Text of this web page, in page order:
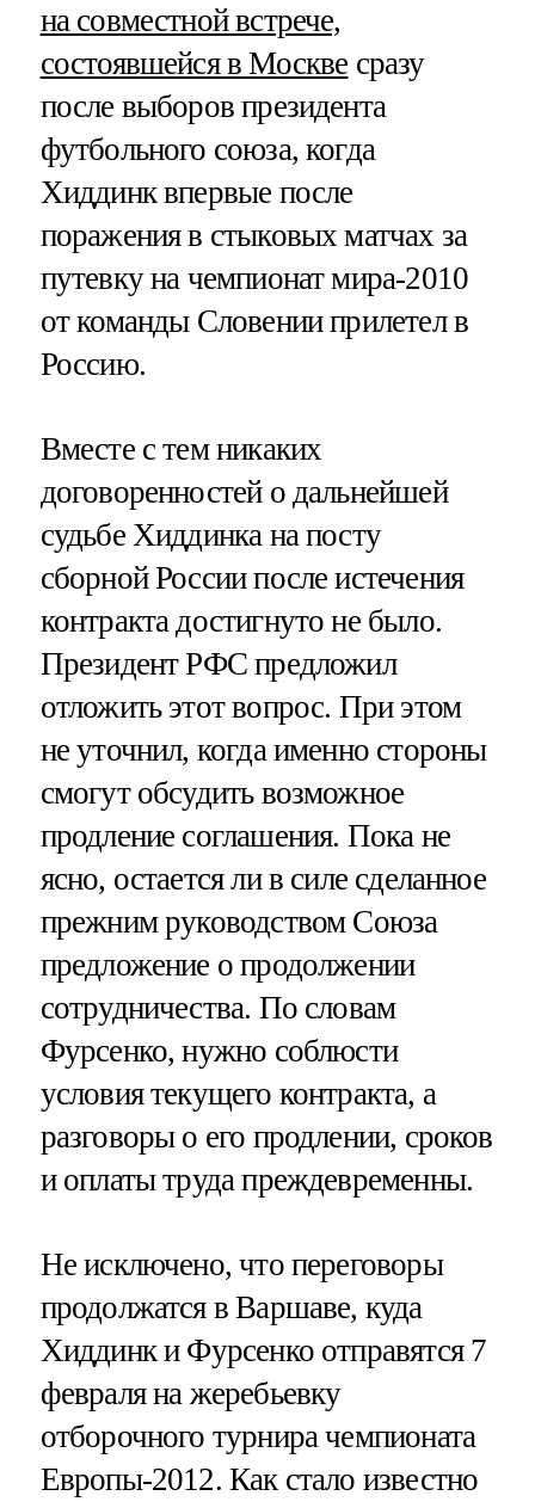
на совместной встрече,
состоявшейся в Москве сразу
после выборов президента
футбольного союза, когда
Хиддинк впервые после
поражения в стыковых матчах за
путевку на чемпионат мира-2010
от команды Словении прилетел в
Россию.
Вместе с тем никаких
договоренностей о дальнейшей
судьбе Хиддинка на посту
сборной России после истечения
контракта достигнуто не было.
Президент РФС предложил
отложить этот вопрос. При этом
не уточнил, когда именно стороны
смогут обсудить возможное
продление соглашения. Пока не
ясно, остается ли в силе сделанное
прежним руководством Союза
предложение о продолжении
сотрудничества. По словам
Фурсенко, нужно соблюсти
условия текущего контракта, а
разговоры о его продлении, сроков
и оплаты труда преждевременны.
Не исключено, что переговоры
продолжатся в Варшаве, куда
Хиддинк и Фурсенко отправятся 7
февраля на жеребьевку
отборочного турнира чемпионата
Европы-2012. Как стало известно